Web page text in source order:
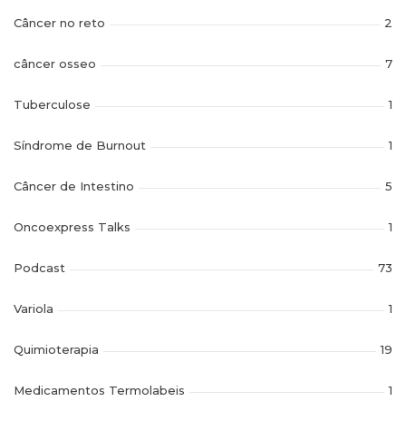
Câncer no reto 2
câncer osseo 7
Tuberculose 1
Síndrome de Burnout 1
Câncer de Intestino 5
Oncoexpress Talks 1
Podcast 73
Variola 1
Quimioterapia 19
Medicamentos Termolabeis 1